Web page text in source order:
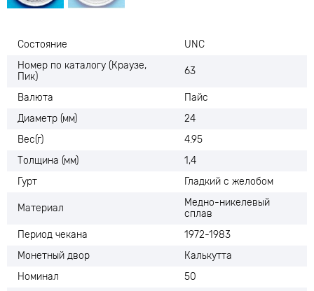
Состояние
UNC
Номер по каталогу (Краузе,
Пик)
63
Валюта
Пайс
Диаметр (мм)
24
Вес(г)
4.95
Толщина (мм)
1,4
Гурт
Гладкий с желобом
Материал
Медно-никелевый
сплав
Период чекана
1972-1983
Монетный двор
Калькутта
Номинал
50